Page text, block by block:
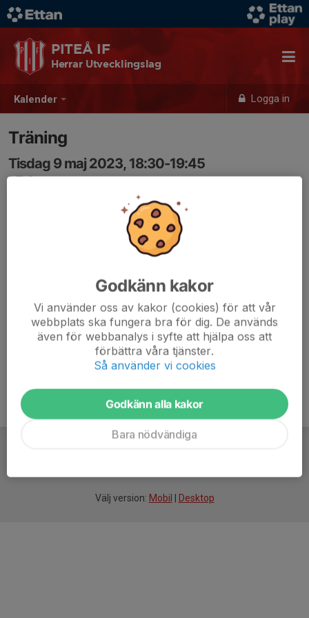
Kalender Logga in
PITEÅ IF
Herrar Utvecklingslag
Träning
Tisdag 9 maj 2023, 18:30-19:45
LF Arena
Välj version: Mobil Desktop
Godkänn kakor
Vi använder oss av kakor (cookies) för att vår
webbplats ska fungera bra för dig. De används
även för webbanalys i syfte att hjälpa oss att
förbättra våra tjänster.
Så använder vi cookies
Godkänn alla kakor
Bara nödvändiga